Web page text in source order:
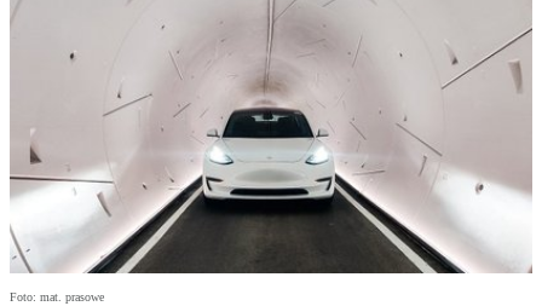
Foto: mat. prasowe